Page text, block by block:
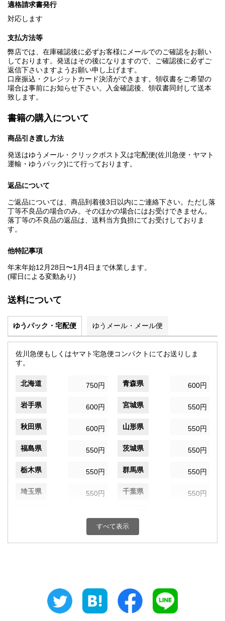
適格請求書発行
対応します
支払方法等
弊店では、在庫確認後に必ずお客様にメールでのご確認をお願い
しております。発送はその後になりますので、ご確認後に必ずご
返信下さいますようお願い申し上げます。
口座振込・クレジットカード決済ができます。領収書をご希望の
場合は事前にお知らせ下さい。入金確認後、領収書同封して送本
致します。
書籍の購入について
商品引き渡し方法
発送はゆうメール・クリックポスト又は宅配便(佐川急便・ヤマト
運輸・ゆうパック)にて行っております。
返品について
ご返品については、商品到着後3日以内にご連絡下さい。ただし落
丁等不良品の場合のみ。そのほかの場合にはお受けできません。
落丁等の不良品の返品は、送料当方負担にてお受けしておりま
す。
他特記事項
年末年始12月28日〜1月4日まで休業します。
(曜日による変動あり)
送料について
ゆうパック・宅配便 ゆうメール・メール便
佐川急便もしくはヤマト宅急便コンパクトにてお送りしま
す。
北海道 750円 青森県 600円
岩手県 600円 宮城県 550円
秋田県 600円 山形県 550円
福島県 550円 茨城県 550円
栃木県 550円 群馬県 550円
埼玉県 550円 千葉県 550円
550円 富山県
550円 静岡県
すべて表示